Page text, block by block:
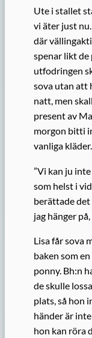
Ute i stallet
vi äter just
där
spenar likt de
utfodringen
sova utan att
natt, men
present av
morgon bitti
vanliga kläder.
”Vi kan ju
som helst i
berättade
jag hänger
Lisa får sova
baken som
ponny. Bh:n
de skulle
plats, så hon
händer är
hon kan röra